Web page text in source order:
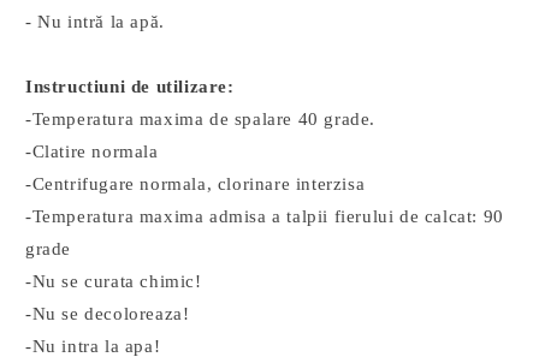
- Nu intră la apă.
Instructiuni de utilizare:
-Temperatura maxima de spalare 40 grade.
-Clatire normala
-Centrifugare normala, clorinare interzisa
-Temperatura maxima admisa a talpii fierului de calcat: 90
grade
-Nu se curata chimic!
-Nu se decoloreaza!
-Nu intra la apa!